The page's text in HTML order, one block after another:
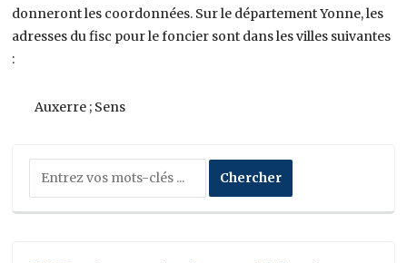
donneront les coordonnées. Sur le département Yonne, les
adresses du fisc pour le foncier sont dans les villes suivantes
:
Auxerre ; Sens